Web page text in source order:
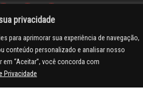
privacidade
para aprimorar sua experiência de navegação,
conteúdo personalizado e analisar nosso
“Aceitar”, você concorda com
Privacidade
Editores